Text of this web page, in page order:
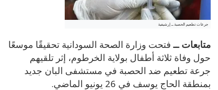
جرعات تطعيم الحصبة ــ إرشيفية
متابعات ــفتحت وزارة الصحة السودانية تحقيقًا موسعًا
حول وفاة ثلاثة أطفال بولاية الخرطوم، إثر تلقيهم
جرعة تطعيم ضد الحصبة في مستشفى البان جديد
بمنطقة الحاج يوسف في 26 يونيو الماضي.